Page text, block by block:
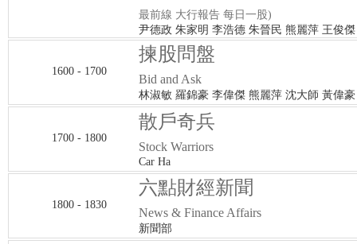
最前線 大行報告 每日一股)
尹德政 朱家明 李浩德 朱晉民 熊麗萍 王俊傑
1600 - 1700
揀股問盤
Bid and Ask
林淑敏 羅錦豪 李偉傑 熊麗萍 沈大師 黃偉
1700 - 1800
散戶奇兵
Stock Warriors
Car Ha
1800 - 1830
六點財經新聞
News & Finance Affairs
新聞部